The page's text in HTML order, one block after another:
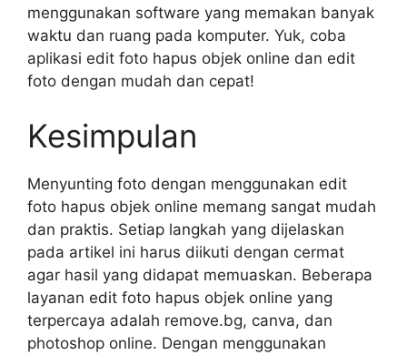
menggunakan software yang memakan banyak
waktu dan ruang pada komputer. Yuk, coba
aplikasi edit foto hapus objek online dan edit
foto dengan mudah dan cepat!
Kesimpulan
Menyunting foto dengan menggunakan edit
foto hapus objek online memang sangat mudah
dan praktis. Setiap langkah yang dijelaskan
pada artikel ini harus diikuti dengan cermat
agar hasil yang didapat memuaskan. Beberapa
layanan edit foto hapus objek online yang
terpercaya adalah remove.bg, canva, dan
photoshop online. Dengan menggunakan